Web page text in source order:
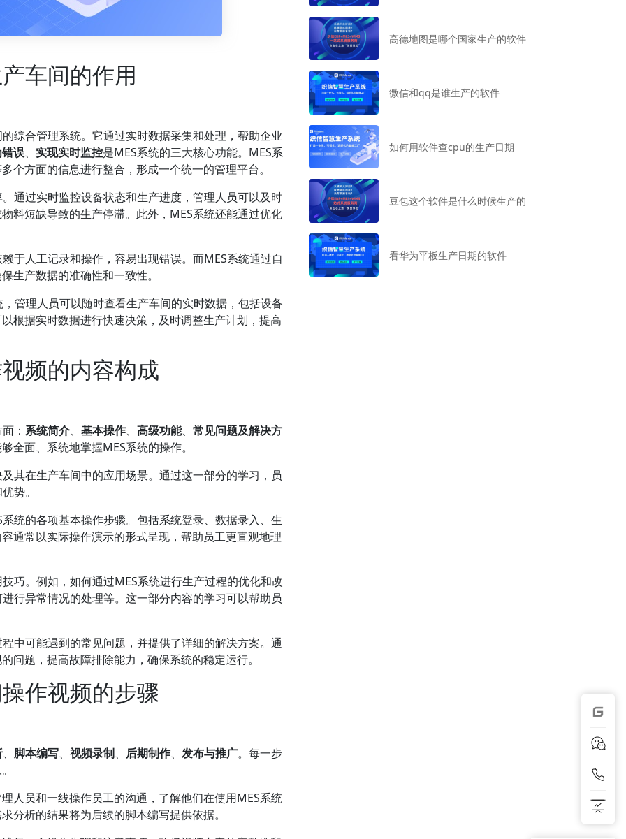
车间的作用
综合管理系统。它通过实时数据采集和处理，帮助企业
误、实现实时监控是MES系统的三大核心功能。MES系
个方面的信息进行整合，形成一个统一的管理平台。
通过实时监控设备状态和生产进度，管理人员可以及时
料短缺导致的生产停滞。此外，MES系统还能通过优化
于人工记录和操作，容易出现错误。而MES系统通过自
生产数据的准确性和一致性。
管理人员可以随时查看生产车间的实时数据，包括设备
根据实时数据进行快速决策，及时调整生产计划，提高
频的内容构成
面：系统简介、基本操作、高级功能、常见问题及解决方
全面、系统地掌握MES系统的操作。
其在生产车间中的应用场景。通过这一部分的学习，员
势。
统的各项基本操作步骤。包括系统登录、数据录入、生
通常以实际操作演示的形式呈现，帮助员工更直观地理
巧。例如，如何通过MES系统进行生产过程的优化和改
行异常情况的处理等。这一部分内容的学习可以帮助员
中可能遇到的常见问题，并提供了详细的解决方案。通
问题，提高故障排除能力，确保系统的稳定运行。
作视频的步骤
、 脚本编写、视频录制、 后期制作、发布与推广。每一步
人员和一线操作员工的沟通，了解他们在使用MES系统
分析的结果将为后续的脚本编写提供依据。
高德地图是哪个国家生产的软件
微信和qq是谁生产的软件
如何用软件查cpu的生产日期
豆包这个软件是什么时候生产的
看华为平板生产日期的软件